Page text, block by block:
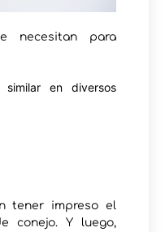
necesitan para
en diversos
tener impreso el
conejo. Y luego,